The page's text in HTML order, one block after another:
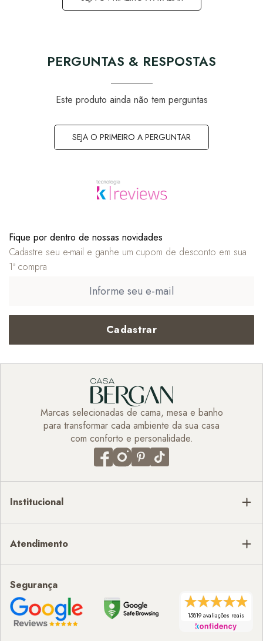
PERGUNTAS & RESPOSTAS
Este produto ainda não tem perguntas
SEJA O PRIMEIRO A PERGUNTAR
Fique por dentro de nossas novidades
Cadastre seu e-mail e ganhe um cupom de desconto em sua
1ª compra
Cadastrar
Marcas selecionadas de cama, mesa e banho
para transformar cada ambiente da sua casa
com conforto e personalidade.
Institucional
Atendimento
Segurança
15819 avaliações reais